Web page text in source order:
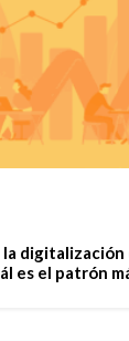
la
es el patrón